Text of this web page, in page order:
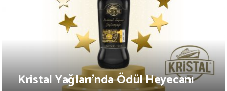
Kristal Yağları’nda Ödül Heyecanı